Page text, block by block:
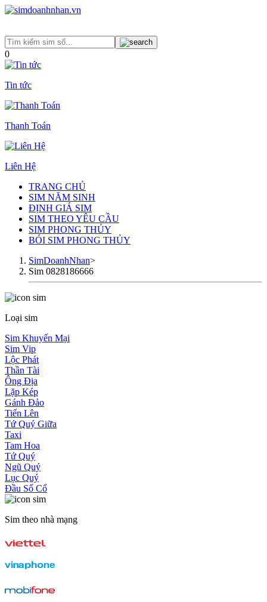
0
Tin tức
Thanh Toán
Liên Hệ
TRANG CHỦ
SIM NĂM SINH
ĐỊNH GIÁ SIM
SIM THEO YÊU CẦU
SIM PHONG THỦY
BÓI SIM PHONG THỦY
SimDoanhNhan>
Sim 0828186666
Loại sim
Sim Khuyến Mại
Sim Vip
Lộc Phát
Thần Tài
Ông Địa
Lặp Kép
Gánh Đảo
Tiến Lên
Tứ Quý Giữa
Taxi
Tam Hoa
Tứ Quý
Ngũ Quý
Lục Quý
Đầu Số Cổ
Sim theo nhà mạng